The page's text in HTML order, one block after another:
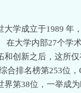
大学成立于1989 年
在大学内部27个学
和创新之后，这所
合排名榜第253位
界第38位，一举成